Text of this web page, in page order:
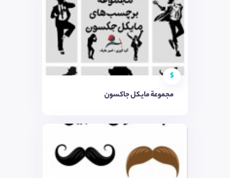
$
مجموعة مايكل جاكسون